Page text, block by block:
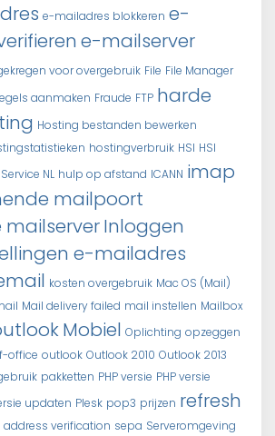
e-mailadres blokkeren e-
e-mailserver
voor overgebruik File File Manager
aanmaken Fraude FTP harde
Hosting bestanden bewerken
hostingverbruik HSI HSI
NL hulp op afstand ICANN imap
mailpoort
Inloggen
e-mailadres
kosten overgebruik Mac OS (Mail)
Mail delivery failed mail instellen Mailbox
Mobiel Oplichting opzeggen
office outlook Outlook 2010 Outlook 2013
pakketten PHP versie PHP versie
updaten Plesk pop3 prijzen refresh
verification sepa Serveromgeving